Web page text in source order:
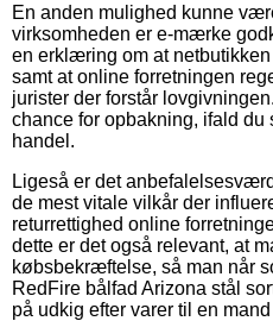
En anden mulighed kunne
virksomheden er e-mærke
en erklæring om at
samt at online forretningen
jurister der forstår
chance for opbakning, ifald du
handel.
Ligeså er det
de mest vitale vilkår der
returrettighed online
dette er det også relevant, at
købsbekræftelse, så man når
RedFire bålfad Arizona stål
på udkig efter varer til en